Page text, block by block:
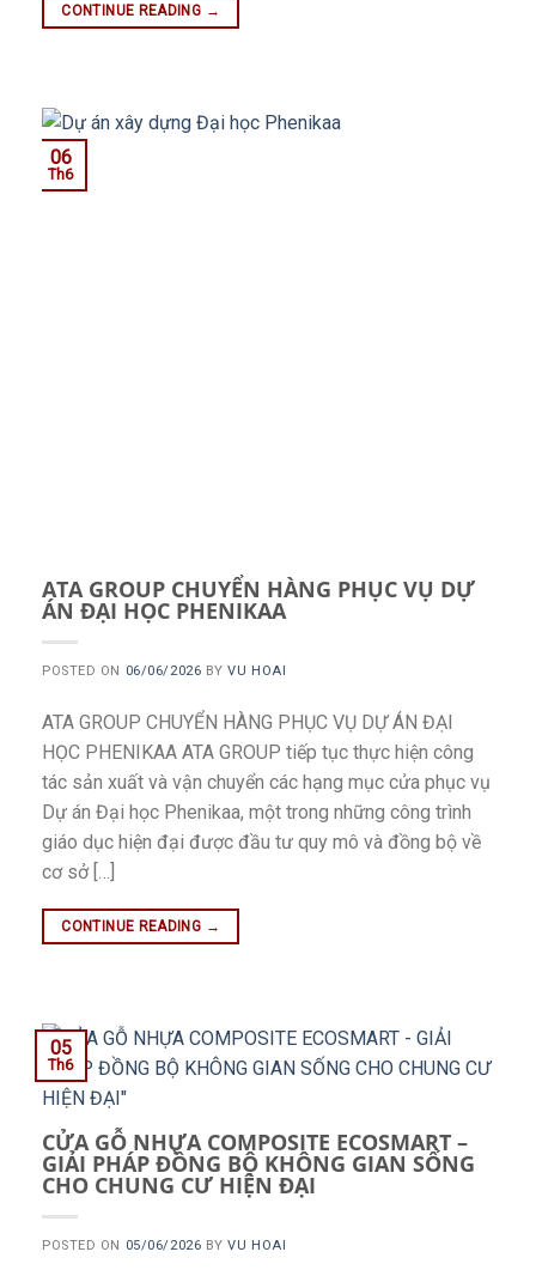
CONTINUE READING →
ATA GROUP CHUYỂN HÀNG PHỤC VỤ DỰ
ÁN ĐẠI HỌC PHENIKAA
POSTED ON 06/06/2026 BYVU HOAI
06
Th6
ATA GROUP CHUYỂN HÀNG PHỤC VỤ DỰ ÁN ĐẠI
HỌC PHENIKAA ATA GROUP tiếp tục thực hiện công
tác sản xuất và vận chuyển các hạng mục cửa phục vụ
Dự án Đại học Phenikaa, một trong những công trình
giáo dục hiện đại được đầu tư quy mô và đồng bộ về
cơ sở […]
CONTINUE READING →
CỬA GỖ NHỰA COMPOSITE ECOSMART –
GIẢI PHÁP ĐỒNG BỘ KHÔNG GIAN SỐNG
CHO CHUNG CƯ HIỆN ĐẠI
POSTED ON 05/06/2026 BYVU HOAI
05
Th6